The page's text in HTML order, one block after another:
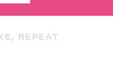
REPEAT